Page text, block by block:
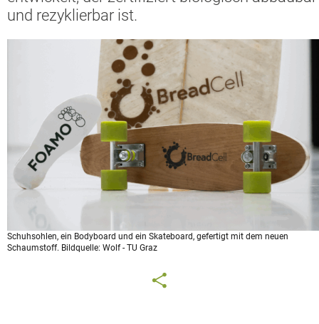
und rezyklierbar ist.
Schuhsohlen, ein Bodyboard und ein Skateboard, gefertigt mit dem neuen
Schaumstoff. Bildquelle: Wolf - TU Graz